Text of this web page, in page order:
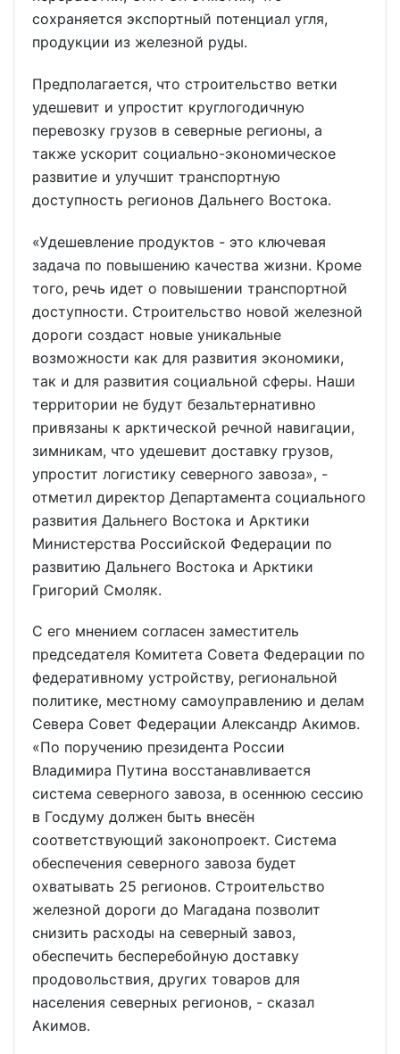
сохраняется экспортный потенциал угля,
продукции из железной руды.
Предполагается, что строительство ветки
удешевит и упростит круглогодичную
перевозку грузов в северные регионы, а
также ускорит социально-экономическое
развитие и улучшит транспортную
доступность регионов Дальнего Востока.
«Удешевление продуктов - это ключевая
задача по повышению качества жизни. Кроме
того, речь идет о повышении транспортной
доступности. Строительство новой железной
дороги создаст новые уникальные
возможности как для развития экономики,
так и для развития социальной сферы. Наши
территории не будут безальтернативно
привязаны к арктической речной навигации,
зимникам, что удешевит доставку грузов,
упростит логистику северного завоза», -
отметил директор Департамента социального
развития Дальнего Востока и Арктики
Министерства Российской Федерации по
развитию Дальнего Востока и Арктики
Григорий Смоляк.
С его мнением согласен заместитель
председателя Комитета Совета Федерации по
федеративному устройству, региональной
политике, местному самоуправлению и делам
Севера Совет Федерации Александр Акимов.
«По поручению президента России
Владимира Путина восстанавливается
система северного завоза, в осеннюю сессию
в Госдуму должен быть внесён
соответствующий законопроект. Система
обеспечения северного завоза будет
охватывать 25 регионов. Строительство
железной дороги до Магадана позволит
снизить расходы на северный завоз,
обеспечить бесперебойную доставку
продовольствия, других товаров для
населения северных регионов, - сказал
Акимов.